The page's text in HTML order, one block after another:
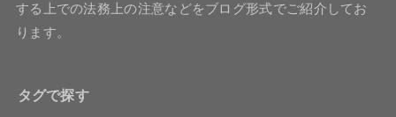
する上での法務上の注意などをブログ形式でご紹介してお
ります。
タグで探す